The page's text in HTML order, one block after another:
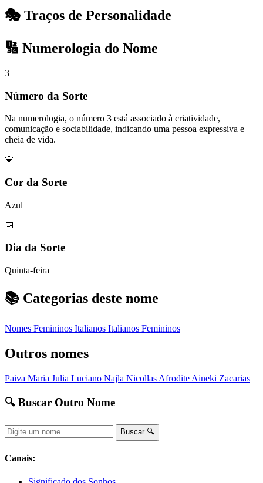
🎭 Traços de Personalidade
🔢 Numerologia do Nome
3
Número da Sorte
Na numerologia, o número 3 está associado à criatividade,
comunicação e sociabilidade, indicando uma pessoa expressiva e
cheia de vida.
💙
Cor da Sorte
Azul
📅
Dia da Sorte
Quinta-feira
📚 Categorias deste nome
Nomes Femininos Italianos Italianos Femininos
Outros nomes
Paiva Maria Julia Luciano Najla Nicollas Afrodite Aineki Zacarias
🔍 Buscar Outro Nome
Buscar 🔍
Canais: